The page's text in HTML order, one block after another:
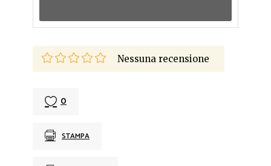
Nessuna recensione
0
STAMPA